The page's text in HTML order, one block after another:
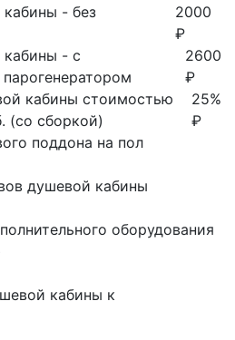
- без
2000
₽
- с
2600
₽
кабины стоимостью
(со сборкой)
25%
₽
поддона на пол
душевой кабины
оборудования
кабины к